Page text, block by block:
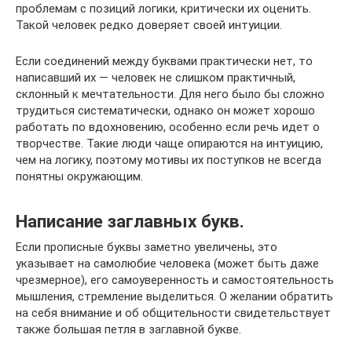
проблемам с позиций логики, критически их оценить.
Такой человек редко доверяет своей интуиции.
Если соединений между буквами практически нет, то
написавший их — человек не слишком практичный,
склонный к мечтательности. Для него было бы сложно
трудиться систематически, однако он может хорошо
работать по вдохновению, особенно если речь идет о
творчестве. Такие люди чаще опираются на интуицию,
чем на логику, поэтому мотивы их поступков не всегда
понятны окружающим.
Написание заглавных букв.
Если прописные буквы заметно увеличены, это
указывает на самолюбие человека (может быть даже
чрезмерное), его самоуверенность и самостоятельность
мышления, стремление выделиться. О желании обратить
на себя внимание и об общительности свидетельствует
также большая петля в заглавной букве.